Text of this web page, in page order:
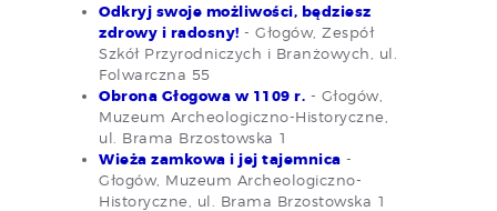
Odkryj swoje możliwości, będziesz
zdrowy i radosny! - Głogów, Zespół
Szkół Przyrodniczych i Branżowych, ul.
Folwarczna 55
Obrona Głogowa w 1109 r. - Głogów,
Muzeum Archeologiczno-Historyczne,
ul. Brama Brzostowska 1
Wieża zamkowa i jej tajemnica -
Głogów, Muzeum Archeologiczno-
Historyczne, ul. Brama Brzostowska 1